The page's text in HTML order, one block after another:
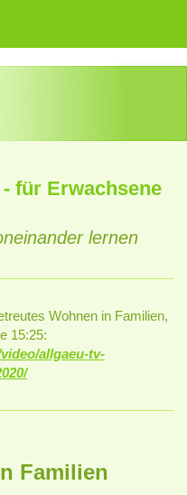
für Erwachsene
lernen
Wohnen in Familien,
15:25:
allgaeu-tv-
Familien